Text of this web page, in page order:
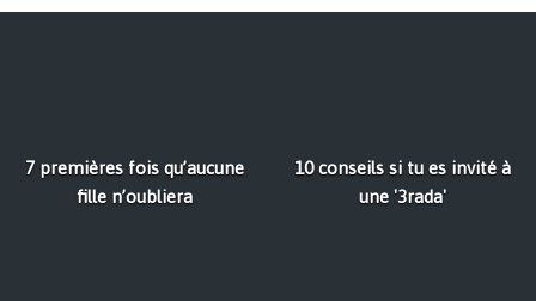
7 premières fois qu’aucune
fille n’oubliera
10 conseils si tu es invité à
une '3rada'